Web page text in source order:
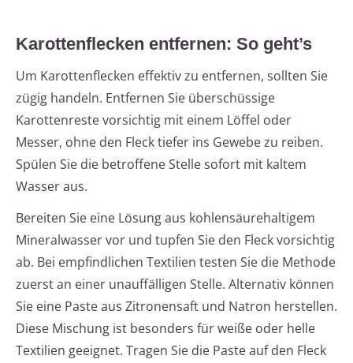
Karottenflecken entfernen: So geht’s
Um Karottenflecken effektiv zu entfernen, sollten Sie
zügig handeln. Entfernen Sie überschüssige
Karottenreste vorsichtig mit einem Löffel oder
Messer, ohne den Fleck tiefer ins Gewebe zu reiben.
Spülen Sie die betroffene Stelle sofort mit kaltem
Wasser aus.
Bereiten Sie eine Lösung aus kohlensäurehaltigem
Mineralwasser vor und tupfen Sie den Fleck vorsichtig
ab. Bei empfindlichen Textilien testen Sie die Methode
zuerst an einer unauffälligen Stelle. Alternativ können
Sie eine Paste aus Zitronensaft und Natron herstellen.
Diese Mischung ist besonders für weiße oder helle
Textilien geeignet. Tragen Sie die Paste auf den Fleck